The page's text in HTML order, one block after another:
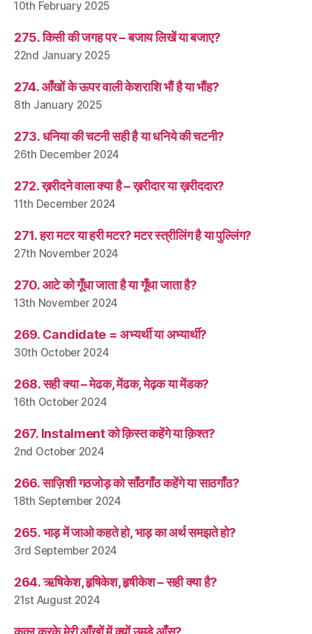
10th February 2025
275. किसी की जगह पर – बजाय लिखें या बजाए?
22nd January 2025
274. आँखों के ऊपर वाली केशराशि भौं है या भौंह?
8th January 2025
273. धनिया की चटनी सही है या धनिये की चटनी?
26th December 2024
272. ख़रीदने वाला क्या है – ख़रीदार या ख़रीददार?
11th December 2024
271. हरा मटर या हरी मटर? मटर स्त्रीलिंग है या पुल्लिंग?
27th November 2024
270. आटे को गूँधा जाता है या गूँथा जाता है?
13th November 2024
269. Candidate = अभ्यर्थी या अभ्यार्थी?
30th October 2024
268. सही क्या – मेढक, मेंढक, मेढ़क या मेंडक?
16th October 2024
267. Instalment को क़िस्त कहेंगे या क़िश्त?
2nd October 2024
266. साज़िशी गठजोड़ को साँठगाँठ कहेंगे या साठगाँठ?
18th September 2024
265. भाड़ में जाओ कहते हो, भाड़ का अर्थ समझते हो?
3rd September 2024
264. ऋषिकेश, हृषिकेश, हृषीकेश – सही क्या है?
21st August 2024